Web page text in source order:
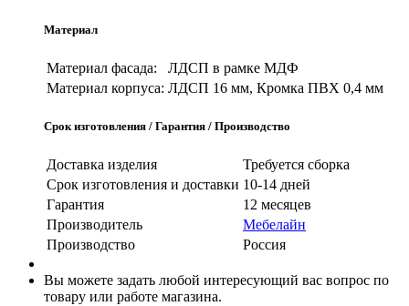
Материал
Материал фасада:
ЛДСП в рамке МДФ
Материал корпуса: ЛДСП 16 мм, Кромка ПВХ 0,4 мм
Срок изготовления / Гарантия / Производство
Доставка изделия
Требуется сборка
Срок изготовления и доставки 10-14 дней
Гарантия
12 месяцев
Производитель
Мебелайн
Производство
Россия
Вы можете задать любой интересующий вас вопрос по
товару или работе магазина.